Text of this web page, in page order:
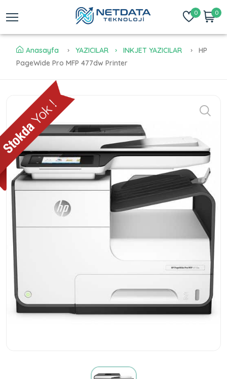
0 0
Anasayfa YAZICILAR INKJET YAZICILAR
HP
PageWide Pro MFP 477dw Printer